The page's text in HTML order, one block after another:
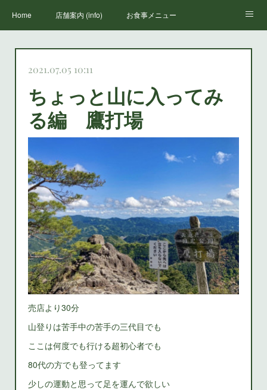
Home 店舗案内 (info) お食事メニュー
2021.07.05 10:11
ちょっと山に入ってみ
る編 鷹打場
売店より30分
山登りは苦手中の苦手の三代目でも
ここは何度でも行ける超初心者でも
80代の方でも登ってます
少しの運動と思って足を運んで欲しい